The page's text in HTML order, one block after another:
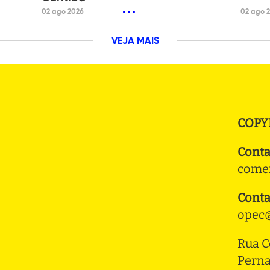
02 ago 2026 02 ago
VEJA MAIS
Rua